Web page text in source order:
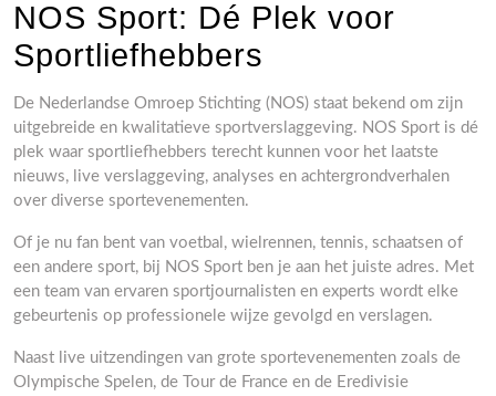
NOS Sport: Dé Plek voor
Sportliefhebbers
De Nederlandse Omroep Stichting (NOS) staat bekend om zijn
uitgebreide en kwalitatieve sportverslaggeving. NOS Sport is dé
plek waar sportliefhebbers terecht kunnen voor het laatste
nieuws, live verslaggeving, analyses en achtergrondverhalen
over diverse sportevenementen.
Of je nu fan bent van voetbal, wielrennen, tennis, schaatsen of
een andere sport, bij NOS Sport ben je aan het juiste adres. Met
een team van ervaren sportjournalisten en experts wordt elke
gebeurtenis op professionele wijze gevolgd en verslagen.
Naast live uitzendingen van grote sportevenementen zoals de
Olympische Spelen, de Tour de France en de Eredivisie